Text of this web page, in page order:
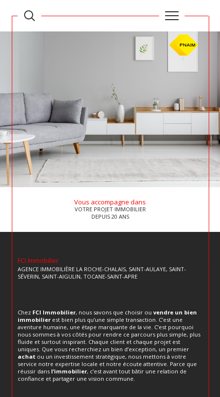
Vous accompagne dans
VOTRE PROJET IMMOBILIER
DEPUIS 20 ANS
FCI Immobilier
AGENCE IMMOBILIÈRE LA ROCHE-CHALAIS, SAINT-AULAYE, SAINT-
SÉVERIN, SAINT-AIGULIN, TOCANE-SAINT-APRE
Chez FCI Immobilier, nous savons que choisir ou vendre un bien
immobilier est bien plus qu’une simple transaction. C’est une
aventure humaine, une étape marquante de la vie. C’est pourquoi
nous sommes à vos côtés pour rendre ce parcours plus simple, plus
fluide et surtout inspirant. Chaque client et chaque projet est
uniques. Que vous recherchiez un bien d’exception, un premier
achat ou un investissement stratégique, nous mettons à votre
service notre expertise locale et notre écoute attentive. Parce que
réussir dans l’immobilier, c’est avant tout bâtir une relation de
confiance et partager une vision commune.